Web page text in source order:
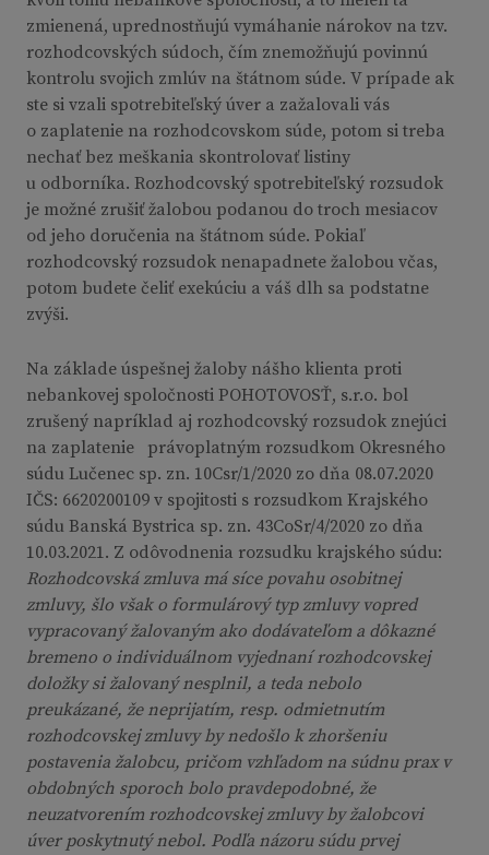
zmienená, uprednostňujú vymáhanie nárokov na tzv.
rozhodcovských súdoch, čím znemožňujú povinnú
kontrolu svojich zmlúv na štátnom súde. V prípade ak
ste si vzali spotrebiteľský úver a zažalovali vás
o zaplatenie na rozhodcovskom súde, potom si treba
nechať bez meškania skontrolovať listiny
u odborníka. Rozhodcovský spotrebiteľský rozsudok
je možné zrušiť žalobou podanou do troch mesiacov
od jeho doručenia na štátnom súde. Pokiaľ
rozhodcovský rozsudok nenapadnete žalobou včas,
potom budete čeliť exekúciu a váš dlh sa podstatne
zvýši.
Na základe úspešnej žaloby nášho klienta proti
nebankovej spoločnosti POHOTOVOSŤ, s.r.o. bol
zrušený napríklad aj rozhodcovský rozsudok znejúci
na zaplatenie právoplatným rozsudkom Okresného
súdu Lučenec sp. zn. 10Csr/1/2020 zo dňa 08.07.2020
IČS: 6620200109 v spojitosti s rozsudkom Krajského
súdu Banská Bystrica sp. zn. 43CoSr/4/2020 zo dňa
10.03.2021. Z odôvodnenia rozsudku krajského súdu:
Rozhodcovská zmluva má síce povahu osobitnej
zmluvy, šlo však o formulárový typ zmluvy vopred
vypracovaný žalovaným ako dodávateľom a dôkazné
bremeno o individuálnom vyjednaní rozhodcovskej
doložky si žalovaný nesplnil, a teda nebolo
preukázané, že neprijatím, resp. odmietnutím
rozhodcovskej zmluvy by nedošlo k zhoršeniu
postavenia žalobcu, pričom vzhľadom na súdnu prax v
obdobných sporoch bolo pravdepodobné, že
neuzatvorením rozhodcovskej zmluvy by žalobcovi
úver poskytnutý nebol. Podľa názoru súdu prvej